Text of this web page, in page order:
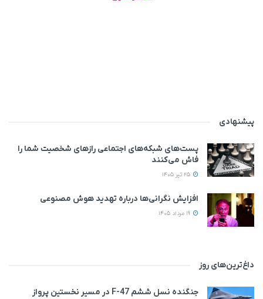
پیشنهادی
پست‌های شبکه‌های اجتماعی رازهای شخصیت شما را
فاش می‌کنند
افزایش نگرانی‌ها درباره تهدید هوش مصنوعی
داغ‌ترین‌های روز
جنگنده نسل ششم F-47 در مسیر نخستین پرواز